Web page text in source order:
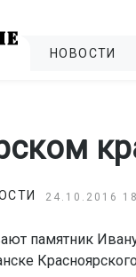
НОВОСТИ
24.10.2016
памятник